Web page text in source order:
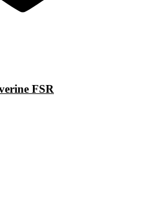
FSR